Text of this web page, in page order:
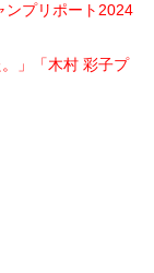
プリポート2024
」「木村 彩子プ